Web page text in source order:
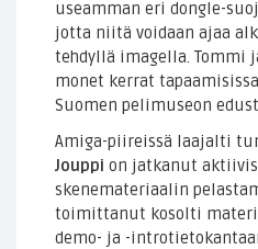
useamman eri dongle-
jotta niitä voidaan ajaa
tehdyllä imagella. Tommi
monet kerrat
Suomen pelimuseon
Amiga-piireissä laajalti
Jouppi on jatkanut
skenemateriaalin
toimittanut kosolti
demo- ja -